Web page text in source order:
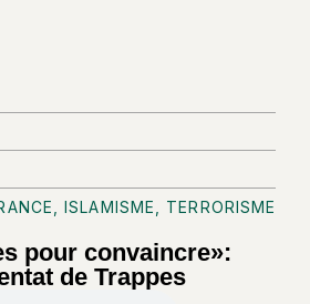
,ISLAMISME TERRORISME
pour convaincre»:
de Trappes